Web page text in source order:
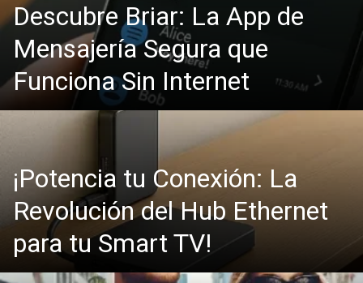
Descubre Briar: La App de
Mensajería Segura que
Funciona Sin Internet
¡Potencia tu Conexión: La
Revolución del Hub Ethernet
para tu Smart TV!